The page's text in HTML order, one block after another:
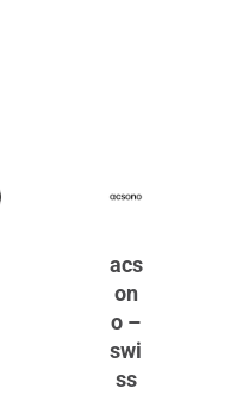
acs
on
o –
swi
ss